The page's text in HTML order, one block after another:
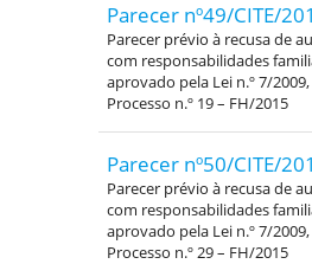
Parecer nº49/CITE/
Parecer prévio à recusa de
com responsabilidades
aprovado pela Lei n.º 7/
Processo n.º 19 – FH/2015
Parecer nº50/CITE/
Parecer prévio à recusa de
com responsabilidades
aprovado pela Lei n.º 7/
Processo n.º 29 – FH/2015